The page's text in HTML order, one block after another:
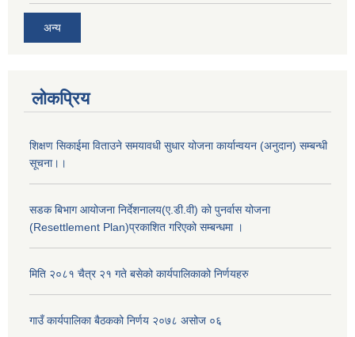
अन्य
लोकप्रिय
शिक्षण सिकाईमा विताउने समयावधी सुधार योजना कार्यान्वयन (अनुदान) सम्बन्धी
सूचना।।
सडक बिभाग आयोजना निर्देशनालय(ए.डी.वी) को पुनर्वास योजना
(Resettlement Plan)प्रकाशित गरिएको सम्बन्धमा ।
मिति २०८१ चैत्र २१ गते बसेको कार्यपालिकाको निर्णयहरु
गाउँ कार्यपालिका बैठकको निर्णय २०७८ असोज ०६